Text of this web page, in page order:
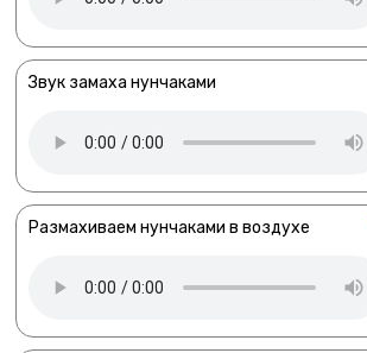
Звук замаха нунчаками
Размахиваем нунчаками в воздухе